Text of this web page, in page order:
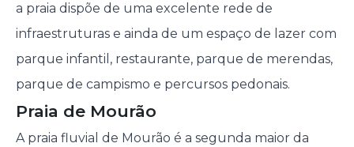
a praia dispõe de uma excelente rede de
infraestruturas e ainda de um espaço de lazer com
parque infantil, restaurante, parque de merendas,
parque de campismo e percursos pedonais.
Praia de Mourão
A praia fluvial de Mourão é a segunda maior da